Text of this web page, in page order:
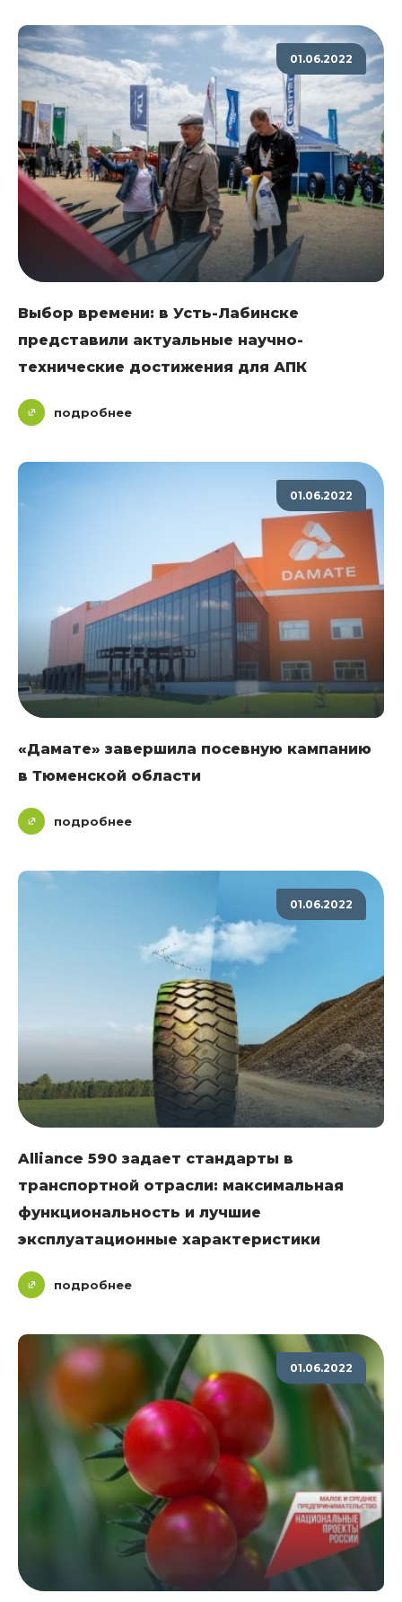
01.06.2022
Выбор времени: в Усть-Лабинске
представили актуальные научно-
технические достижения для АПК
подробнее
01.06.2022
«Дамате» завершила посевную кампанию
в Тюменской области
подробнее
01.06.2022
Alliance 590 задает стандарты в
транспортной отрасли: максимальная
функциональность и лучшие
эксплуатационные характеристики
подробнее
01.06.2022